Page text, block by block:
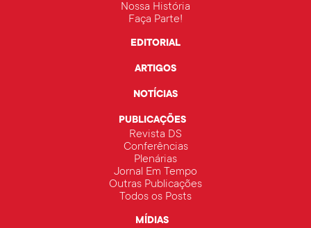
Nossa História
Faça Parte!
EDITORIAL
ARTIGOS
NOTÍCIAS
PUBLICAÇÕES
Revista DS
Conferências
Plenárias
Jornal Em Tempo
Outras Publicações
Todos os Posts
MÍDIAS